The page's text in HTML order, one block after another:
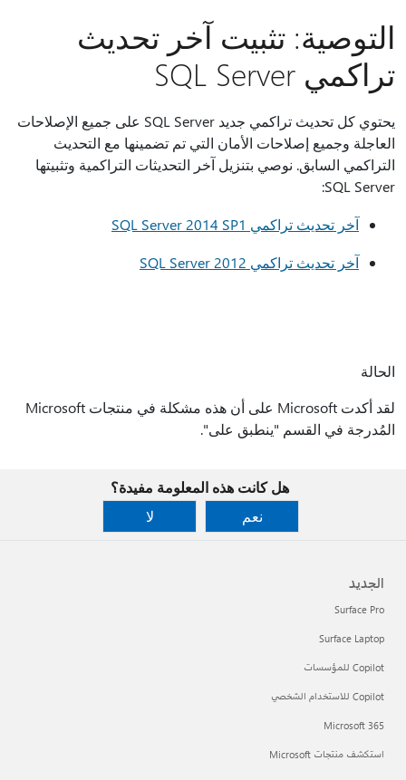
التوصية: تثبيت آخر تحديث
تراكمي SQL Server
يحتوي كل تحديث تراكمي جديد SQL Server على جميع الإصلاحات
العاجلة وجميع إصلاحات الأمان التي تم تضمينها مع التحديث
التراكمي السابق. نوصي بتنزيل آخر التحديثات التراكمية وتثبيتها
SQL Server:
آخر تحديث تراكمي SQL Server 2014 SP1
آخر تحديث تراكمي SQL Server 2012
الحالة
لقد أكدت Microsoft على أن هذه مشكلة في منتجات Microsoft
المُدرجة في القسم "ينطبق على".
هل كانت هذه المعلومة مفيدة؟
نعم
لا
الجديد
Surface Pro
Surface Laptop
Copilot للمؤسسات
Copilot للاستخدام الشخصي
Microsoft 365
استكشف منتجات Microsoft